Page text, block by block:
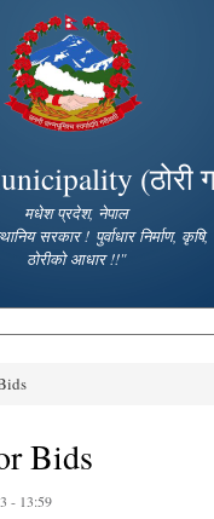
main
content
(ठोरी
मधेश प्रदेश, नेपाल
सरकार ! पुर्वाधार निर्माण,
ठोरीको आधार !!"
Bids
- 13:59